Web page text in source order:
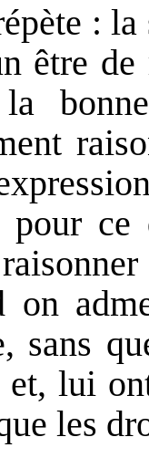
:
être de
pour ce
on
sans
lui
les